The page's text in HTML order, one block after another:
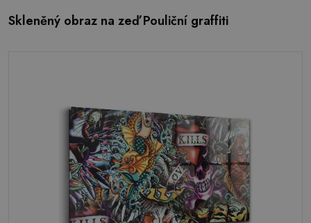
Skleněný obraz na zeď Pouliční graffiti